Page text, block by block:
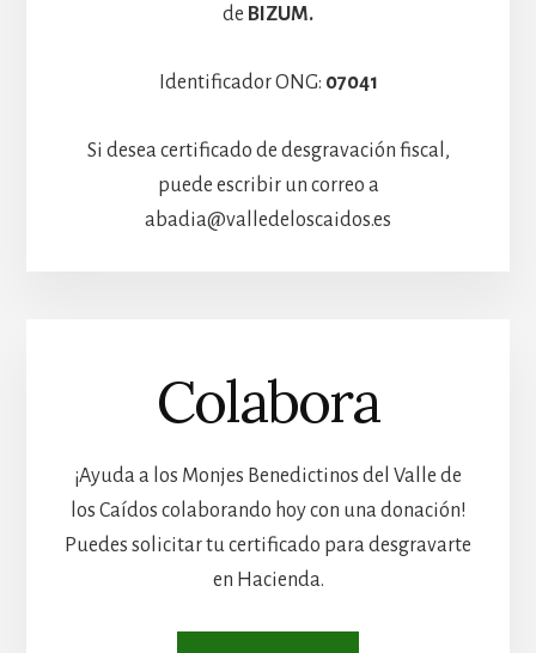
de BIZUM.
Identificador ONG: 07041
Si desea certificado de desgravación fiscal,
puede escribir un correo a
abadia@valledeloscaidos.es
Colabora
¡Ayuda a los Monjes Benedictinos del Valle de
los Caídos colaborando hoy con una donación!
Puedes solicitar tu certificado para desgravarte
en Hacienda.